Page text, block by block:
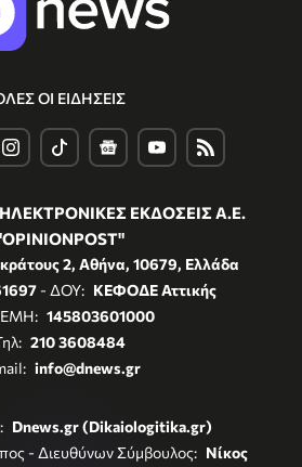
ΟΙ ΕΙΔΗΣΕΙΣ
ΕΚΔΟΣΕΙΣ Α.Ε.
2, Αθήνα, 10679, Ελλάδα
- ΔΟΥ: ΚΕΦΟΔΕ Αττικής
145803601000
210 3608484
info@dnews.gr
Dnews.gr (Dikaiologitika.gr)
- Διευθύνων Σύμβουλος: Νίκος